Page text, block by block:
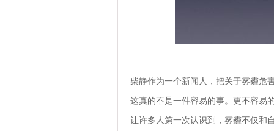
柴静作为一个新闻人，把关于雾霾危
这真的不是一件容易的事。更不容易
让许多人第一次认识到，雾霾不仅和